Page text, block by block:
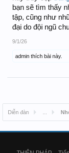
bạn sẽ tìm thấy
tập, cũng như
đại do đội ngũ
9/1/26
admin thích bài này.
Diễn đàn